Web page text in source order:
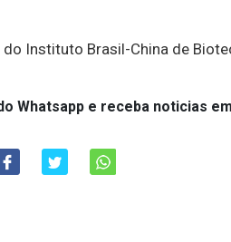
do Instituto Brasil-China de
Whatsapp e receba noticias